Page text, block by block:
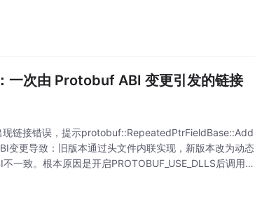
次由 Protobuf ABI 变更引发的链接
链接错误，提示protobuf::RepeatedPtrFieldBase::Add
变更导致：旧版本通过头文件内联实现，新版本改为动态
一致。根本原因是开启PROTOBUF_USE_DLLS后调用方